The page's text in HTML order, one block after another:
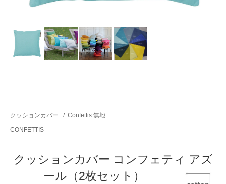
クッションカバー / Confettis:無地
CONFETTIS
クッションカバー コンフェティ アズ
ール（2枚セット）